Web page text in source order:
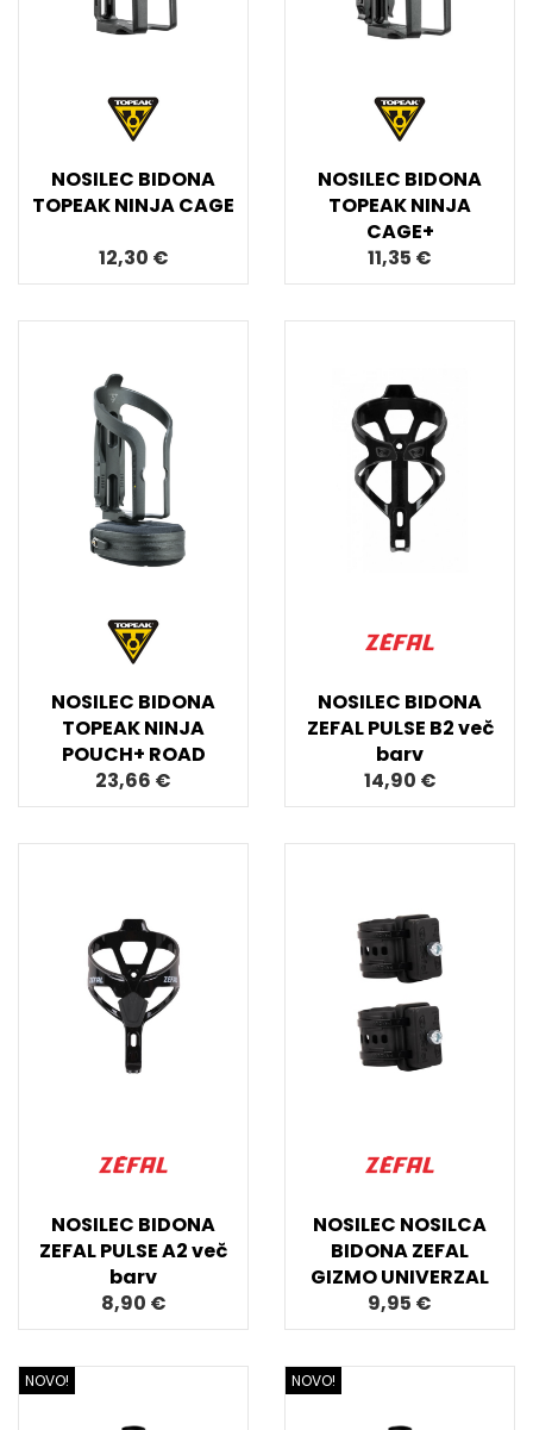
NOSILEC BIDONA
TOPEAK NINJA CAGE
12,30 €
NOSILEC BIDONA
TOPEAK NINJA
CAGE+
11,35 €
NOSILEC BIDONA
TOPEAK NINJA
POUCH+ ROAD
23,66 €
NOSILEC BIDONA
ZEFAL PULSE B2 več
barv
14,90 €
NOSILEC BIDONA
ZEFAL PULSE A2 več
barv
8,90 €
NOSILEC NOSILCA
BIDONA ZEFAL
GIZMO UNIVERZAL
9,95 €
NOVO! NOVO!